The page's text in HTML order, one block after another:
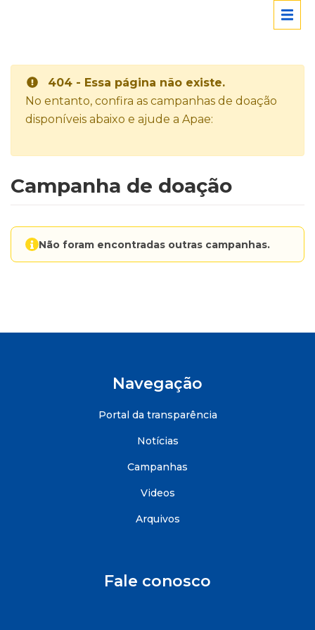
404 - Essa página não existe.
No entanto, confira as campanhas de doação
disponíveis abaixo e ajude a Apae:
Campanha de doação
Não foram encontradas outras campanhas.
Navegação
Portal da transparência
Notícias
Campanhas
Videos
Arquivos
Fale conosco